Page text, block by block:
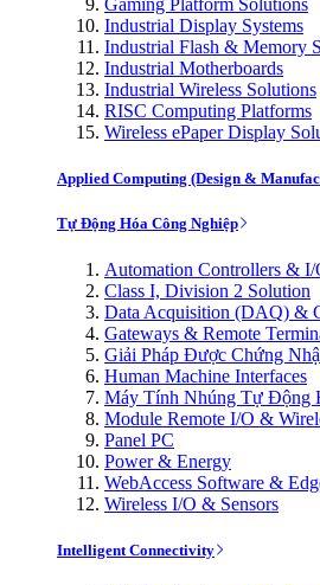
Industrial Display Systems
Industrial Flash & Memory
Industrial Motherboards
Industrial Wireless Solutions
RISC Computing Platforms
Wireless ePaper Display
Applied Computing (Design &
Tự Động Hóa Công Nghiệp
Automation Controllers & I/
Class I, Division 2 Solution
Data Acquisition (DAQ) &
Gateways & Remote
Giải Pháp Được Chứng
Human Machine Interfaces
Máy Tính Nhúng Tự Động
Module Remote I/O &
Panel PC
Power & Energy
WebAccess Software &
Wireless I/O & Sensors
Intelligent Connectivity